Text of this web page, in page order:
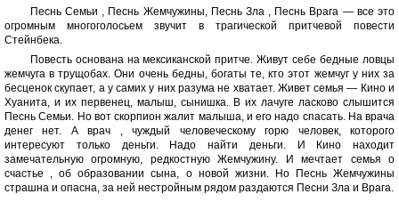
Песнь Семьи , Песнь Жемчужины, Песнь Зла , Песнь Врага — все это
огромным многоголосьем звучит в трагической притчевой повести
Стейнбека.
Повесть основана на мексиканской притче. Живут себе бедные ловцы
жемчуга в трущобах. Они очень бедны, богаты те, кто этот жемчуг у них за
бесценок скупает, а у самих у них разума не хватает. Живет семья — Кино и
Хуанита, и их первенец, малыш, сынишка. В их лачуге ласково слышится
Песнь Семьи. Но вот скорпион жалит малыша, и его надо спасать. На врача
денег нет. А врач , чуждый человеческому горю человек, которого
интересуют только деньги. Надо найти деньги. И Кино находит
замечательную огромную, редкостную Жемчужину. И мечтает семья о
счастье , об образовании сына, о новой жизни. Но Песнь Жемчужины
страшна и опасна, за ней нестройным рядом раздаются Песни Зла и Врага.